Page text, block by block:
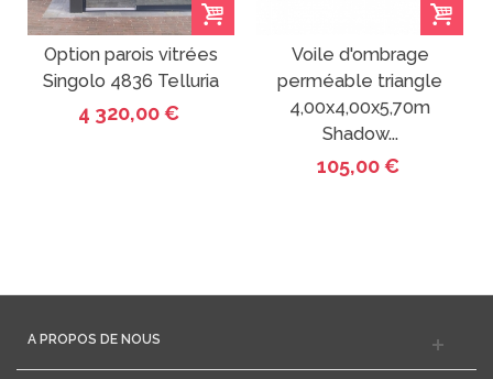
Option parois vitrées
Singolo 4836 Telluria
4 320,00 €
Voile d'ombrage
perméable triangle
4,00x4,00x5,70m
Shadow...
105,00 €
A PROPOS DE NOUS